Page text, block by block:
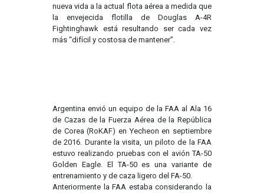
nueva vida a la actual flota aérea a medida que
la envejecida flotilla de Douglas A-4R
Fightinghawk está resultando ser cada vez
más “difícil y costosa de mantener”.
Argentina envió un equipo de la FAA al Ala 16
de Cazas de la Fuerza Aérea de la República
de Corea (RoKAF) en Yecheon en septiembre
de 2016. Durante la visita, un piloto de la FAA
estuvo realizando pruebas con el avión TA-50
Golden Eagle. El TA-50 es una variante de
entrenamiento y de caza ligero del FA-50.
Anteriormente la FAA estaba considerando la